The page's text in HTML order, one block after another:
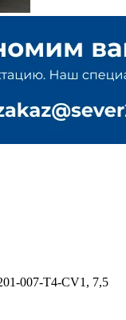
007-T4-CV1, 7,5